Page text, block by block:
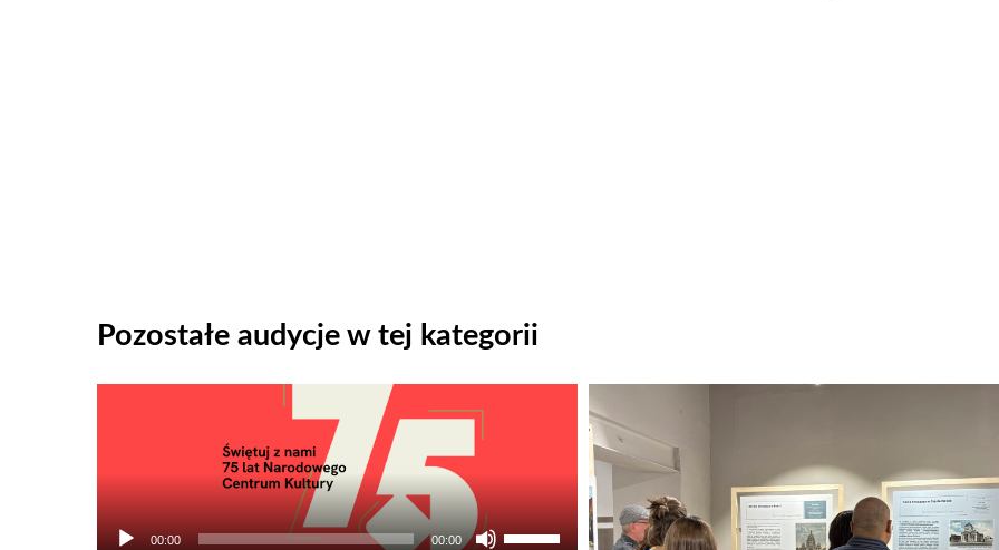
Pozostałe audycje w tej kategorii
00:00 00:00
Używaj
Odtwarzacz
plików
dźwiękowych